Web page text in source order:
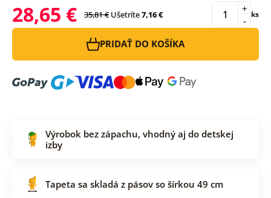
28,65 € 35,81 € Ušetríte7,16 € -
+ ks
PRIDAŤ DO KOŠÍKA
Výrobok bez zápachu, vhodný aj do detskej
izby
Tapeta sa skladá z pásov so šírkou 49 cm